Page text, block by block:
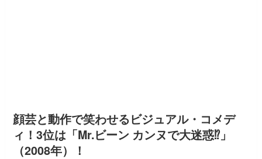
顔芸と動作で笑わせるビジュアル・コメデ
ィ！3位は「Mr.ビーン カンヌで大迷惑⁉」
（2008年）！